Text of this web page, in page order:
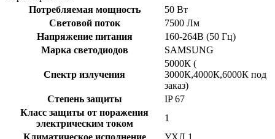
Потребляемая мощность
50 Вт
Световой поток
7500 Лм
Напряжение питания
160-264В (50 Гц)
Марка светодиодов
SAMSUNG
Спектр излучения
5000К (
3000К,4000К,6000К под
заказ)
Степень защиты
IP 67
Класс защиты от поражения
электрическим током
1
Климатическое исполнение
УХЛ 1